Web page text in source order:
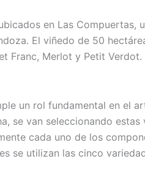
en Las Compuertas,
El viñedo de 50
Franc, Merlot y Petit
un rol fundamental en el
se van seleccionando
cada uno de los
se utilizan las cinco